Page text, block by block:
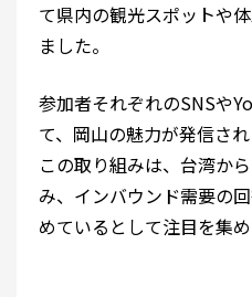
て県内の観光スポットや
ました。
参加者それぞれのSNSや
て、岡山の魅力が発信され
この取り組みは、台湾か
み、インバウンド需要の
めているとして注目を集め